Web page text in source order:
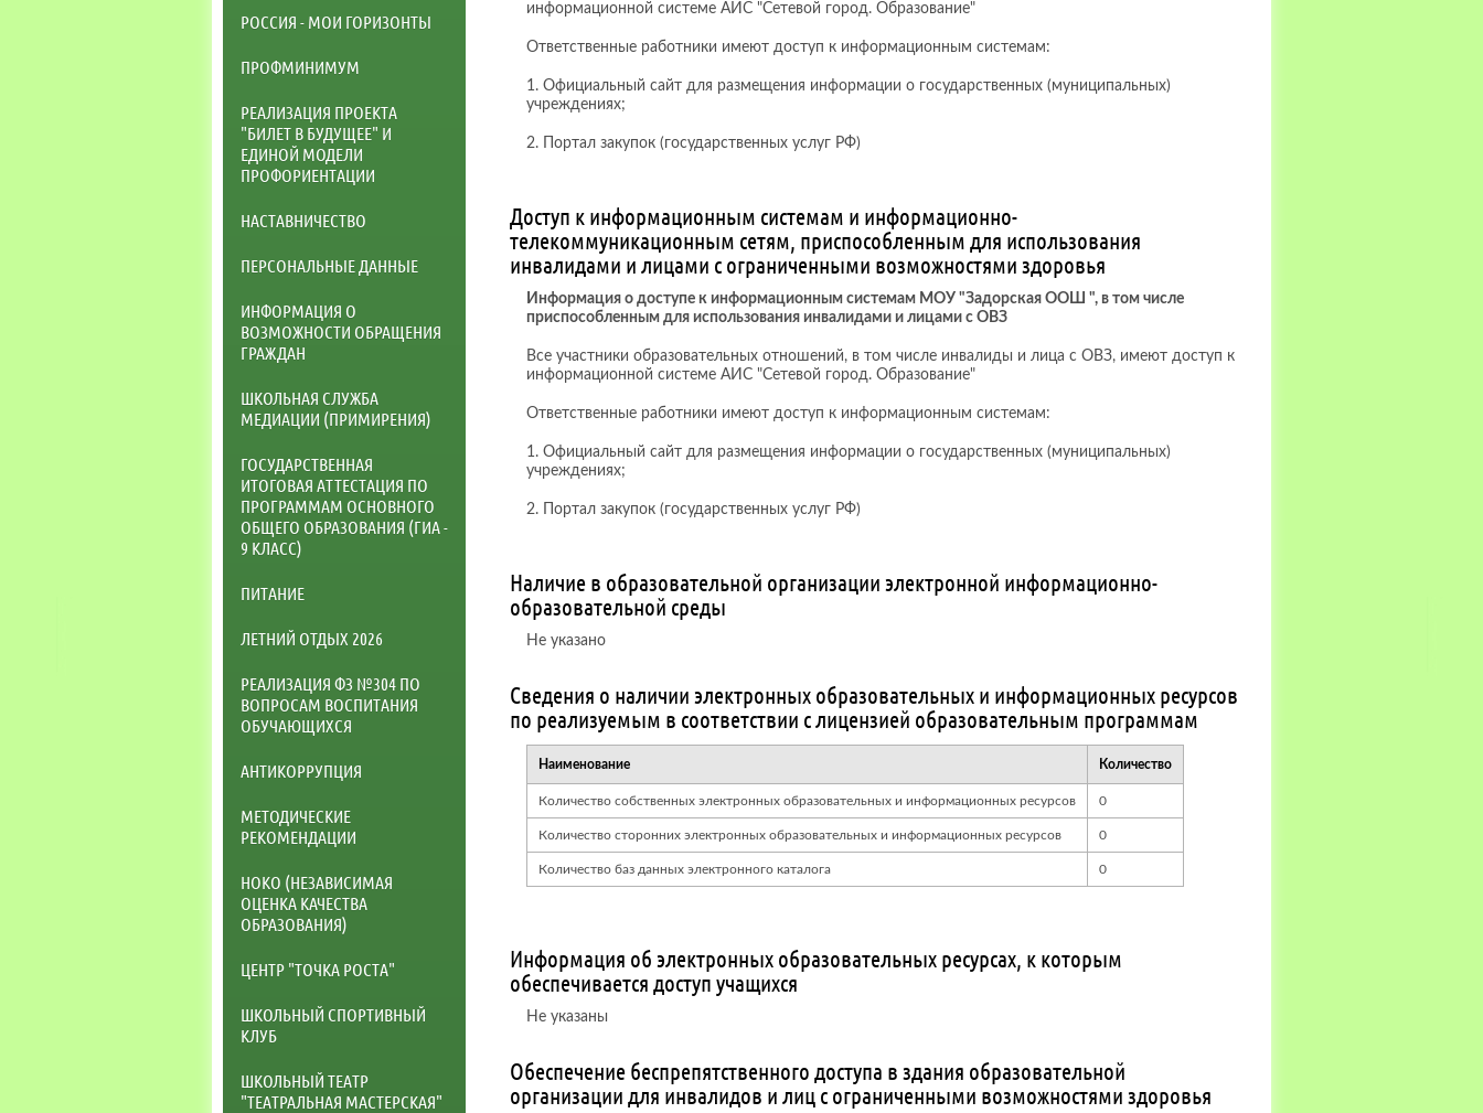
РОССИЯ - МОИ ГОРИЗОНТЫ
ПРОФМИНИМУМ
РЕАЛИЗАЦИЯ ПРОЕКТА
"БИЛЕТ В БУДУЩЕЕ" И
ЕДИНОЙ МОДЕЛИ
ПРОФОРИЕНТАЦИИ
НАСТАВНИЧЕСТВО
ПЕРСОНАЛЬНЫЕ ДАННЫЕ
ИНФОРМАЦИЯ О
ВОЗМОЖНОСТИ ОБРАЩЕНИЯ
ГРАЖДАН
ШКОЛЬНАЯ СЛУЖБА
МЕДИАЦИИ (ПРИМИРЕНИЯ)
ГОСУДАРСТВЕННАЯ
ИТОГОВАЯ АТТЕСТАЦИЯ ПО
ПРОГРАММАМ ОСНОВНОГО
ОБЩЕГО ОБРАЗОВАНИЯ (ГИА -
9 КЛАСС)
ПИТАНИЕ
ЛЕТНИЙ ОТДЫХ 2026
РЕАЛИЗАЦИЯ ФЗ №304 ПО
ВОПРОСАМ ВОСПИТАНИЯ
ОБУЧАЮЩИХСЯ
АНТИКОРРУПЦИЯ
МЕТОДИЧЕСКИЕ
РЕКОМЕНДАЦИИ
НОКО (НЕЗАВИСИМАЯ
ОЦЕНКА КАЧЕСТВА
ОБРАЗОВАНИЯ)
ЦЕНТР "ТОЧКА РОСТА"
ШКОЛЬНЫЙ СПОРТИВНЫЙ
КЛУБ
ШКОЛЬНЫЙ ТЕАТР
"ТЕАТРАЛЬНАЯ МАСТЕРСКАЯ"
информационной системе АИС "Сетевой город. Образование"
Ответственные работники имеют доступ к информационным системам:
1. Официальный сайт для размещения информации о государственных (муниципальных)
учреждениях;
2. Портал закупок (государственных услуг РФ)
Доступ к информационным системам и информационно-
телекоммуникационным сетям, приспособленным для использования
инвалидами и лицами с ограниченными возможностями здоровья
Информация о доступе к информационным системам МОУ "Задорская ООШ ", в том числе
приспособленным для использования инвалидами и лицами с ОВЗ
Все участники образовательных отношений, в том числе инвалиды и лица с ОВЗ, имеют доступ к
информационной системе АИС "Сетевой город. Образование"
Ответственные работники имеют доступ к информационным системам:
1. Официальный сайт для размещения информации о государственных (муниципальных)
учреждениях;
2. Портал закупок (государственных услуг РФ)
Наличие в образовательной организации электронной информационно-
образовательной среды
Не указано
Сведения о наличии электронных образовательных и информационных ресурсов
по реализуемым в соответствии с лицензией образовательным программам
Наименование Количество
Количество собственных электронных образовательных и информационных ресурсов 0
Количество сторонних электронных образовательных и информационных ресурсов 0
Количество баз данных электронного каталога 0
Информация об электронных образовательных ресурсах, к которым
обеспечивается доступ учащихся
Не указаны
Обеспечение беспрепятственного доступа в здания образовательной
организации для инвалидов и лиц с ограниченными возможностями здоровья